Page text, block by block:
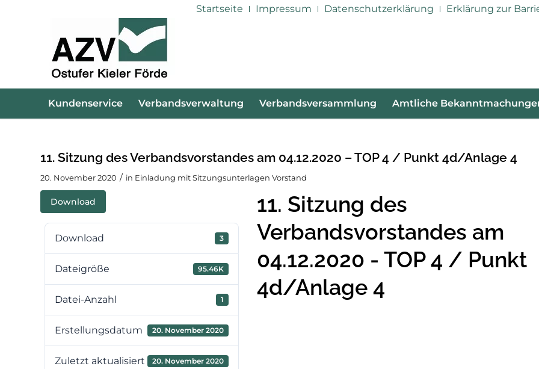
Startseite Impressum Datenschutzerklärung Erklärung zur
Kundenservice Verbandsverwaltung Verbandsversammlung Amtliche
11. Sitzung des Verbandsvorstandes am 04.12.2020 – TOP 4 / Punkt 4d/Anlage 4
20. November 2020 / in Einladung mit Sitzungsunterlagen Vorstand
Download
Download 3
Dateigröße 95.46K
Datei-Anzahl 1
Erstellungsdatum 20. November 2020
Zuletzt aktualisiert 20. November 2020
11. Sitzung des
Verbandsvorstandes am
04.12.2020 - TOP 4 / Punkt
4d/Anlage 4